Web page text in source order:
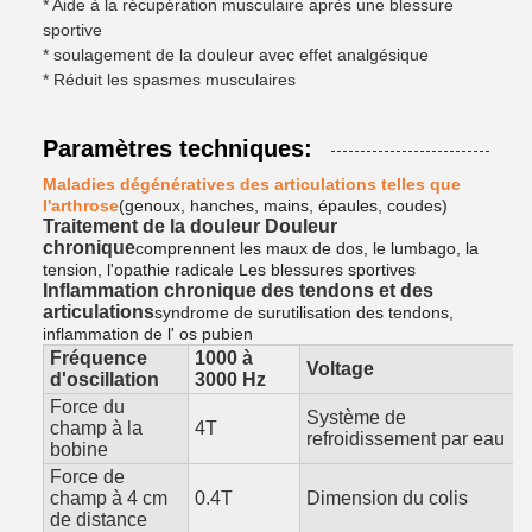
* Aide à la récupération musculaire après une blessure
sportive
* soulagement de la douleur avec effet analgésique
* Réduit les spasmes musculaires
Paramètres techniques:
Maladies dégénératives des articulations telles que
l'arthrose(genoux, hanches, mains, épaules, coudes)
Traitement de la douleur Douleur
chroniquecomprennent les maux de dos, le lumbago, la
tension, l'opathie radicale Les blessures sportives
Inflammation chronique des tendons et des
articulationssyndrome de surutilisation des tendons,
inflammation de l' os pubien
Fréquence
d'oscillation
1000 à
3000 Hz
Voltage
Force du
champ à la
bobine
4T
Système de
refroidissement par eau
Force de
champ à 4 cm
de distance
0.4T Dimension du colis